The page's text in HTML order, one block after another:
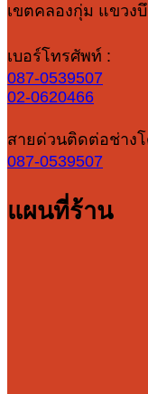
เขตคลองกุ่ม แขวง
เบอร์โทรศัพท์ :
087-0539507
02-0620466
สายด่วนติดต่อช่าง
087-0539507
แผนที่ร้าน